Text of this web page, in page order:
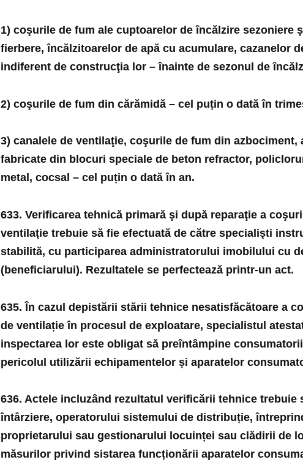
1) coşurile de fum ale cuptoarelor de încălzire sezoniere
fierbere, încălzitoarelor de apă cu acumulare, cazanelor
indiferent de construcţia lor – înainte de sezonul de
2) coşurile de fum din cărămidă – cel puțin o dată în
3) canalele de ventilaţie, coşurile de fum din azbociment,
fabricate din blocuri speciale de beton refractor,
metal, cocsal – cel puțin o dată în an.
633. Verificarea tehnică primară şi după reparaţie a
ventilaţie trebuie să fie efectuată de către specialişti
stabilită, cu participarea administratorului imobilului cu
(beneficiarului). Rezultatele se perfectează printr-un act.
635. În cazul depistării stării tehnice nesatisfăcătoare a
de ventilație în procesul de exploatare, specialistul
inspectarea lor este obligat să preîntâmpine
pericolul utilizării echipamentelor și aparatelor
636. Actele incluzând rezultatul verificării tehnice trebuie
întârziere, operatorului sistemului de distribuție,
proprietarului sau gestionarului locuinței sau clădirii de
măsurilor privind sistarea funcționării aparatelor